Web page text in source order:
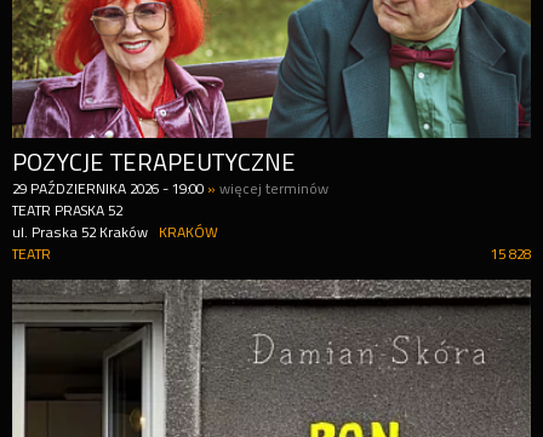
POZYCJE TERAPEUTYCZNE
29 PAŹDZIERNIKA 2026 -19:00 »więcej terminów
TEATR PRASKA 52
ul. Praska 52 Kraków
KRAKÓW
15 828
TEATR